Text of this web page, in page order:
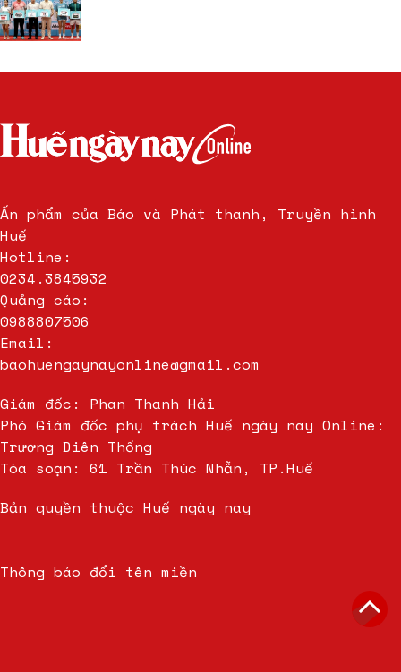
Ấn phẩm của Báo và Phát thanh, Truyền hình
Huế
Hotline:
0234.3845932
Quảng cáo:
0988807506
Email:
baohuengaynayonline@gmail.com
Giám đốc: Phan Thanh Hải
Phó Giám đốc phụ trách Huế ngày nay Online:
Trương Diên Thống
Tòa soạn: 61 Trần Thúc Nhẫn, TP.Huế
Bản quyền thuộc Huế ngày nay
Thông báo đổi tên miền